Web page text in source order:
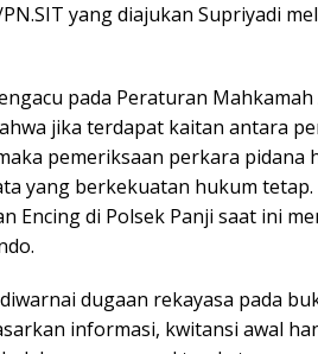
yang diajukan Supriyadi
pada Peraturan
jika terdapat kaitan antara
pemeriksaan perkara pidana
yang berkekuatan hukum
Encing di Polsek Panji saat ini
dugaan rekayasa pada
informasi, kwitansi awal